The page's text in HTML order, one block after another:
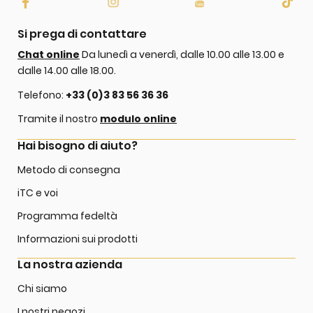
Si prega di contattare
Chat online Da lunedì a venerdì, dalle 10.00 alle 13.00 e
dalle 14.00 alle 18.00.
Telefono: +33 (0)3 83 56 36 36
Tramite il nostro modulo online
La nostra azienda
Chi siamo
Hai bisogno di aiuto?
Metodo di consegna
iTC e voi
Programma fedeltà
Informazioni sui prodotti